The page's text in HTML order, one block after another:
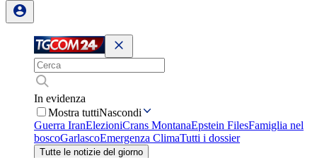
In evidenza
Mostra tuttiNascondi
Guerra IranElezioniCrans MontanaEpstein FilesFamiglia nel
boscoGarlascoEmergenza ClimaTutti i dossier
Tutte le notizie del giorno